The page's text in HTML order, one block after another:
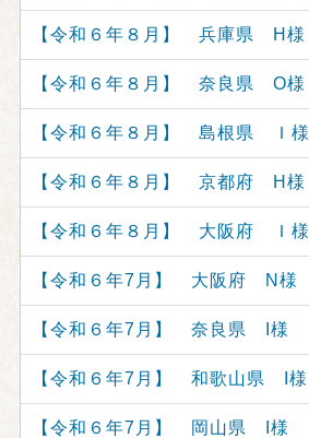
【令和６年８月】 兵庫県 H様
【令和６年８月】 奈良県 O様
【令和６年８月】 島根県 Ｉ様
【令和６年８月】 京都府 H様
【令和６年８月】 大阪府 Ｉ様
【令和６年7月】 大阪府 N様
【令和６年7月】 奈良県 I様
【令和６年7月】 和歌山県 I様
【令和６年7月】 岡山県 I様